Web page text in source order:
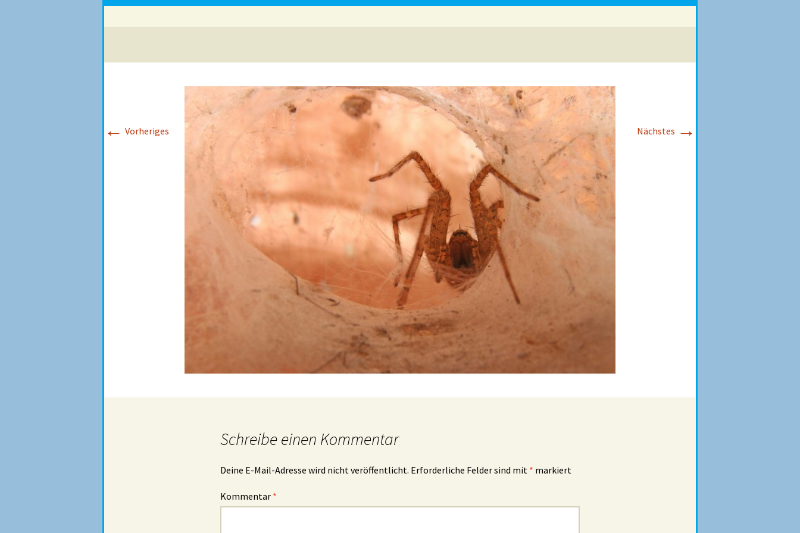
← Vorheriges Nächstes →
Schreibe einen Kommentar
Deine E-Mail-Adresse wird nicht veröffentlicht. Erforderliche Felder sind mit * markiert
Kommentar *